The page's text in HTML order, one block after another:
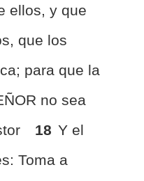
ellos, y que
que los
para que la
no sea
18 Y el
Toma a